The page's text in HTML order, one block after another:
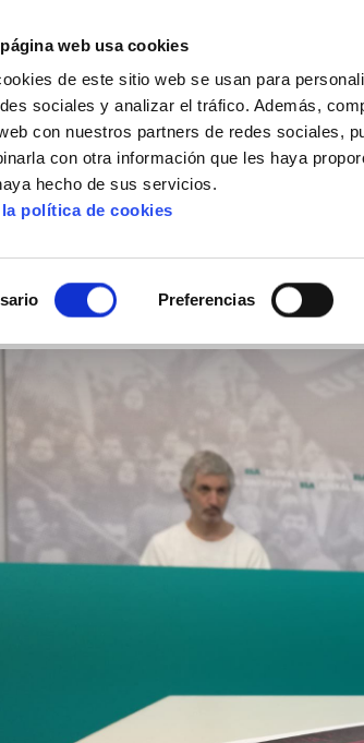
web usa cookies
de este sitio web se usan para
sociales y analizar el tráfico. Además,
con nuestros partners de redes sociales,
con otra información que les haya
hecho de sus servicios.
política de cookies
Preferencias
ROBLES-ARANGIZ FUNDAZIOA
28 medidas
del covid19